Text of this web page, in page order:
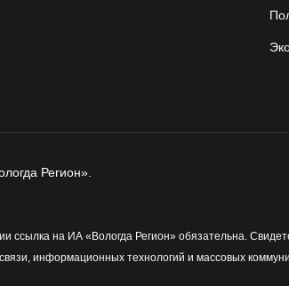
Регион».
ссылка на ИА «Вологда Регион» обязательна.
информационных технологий и массовых